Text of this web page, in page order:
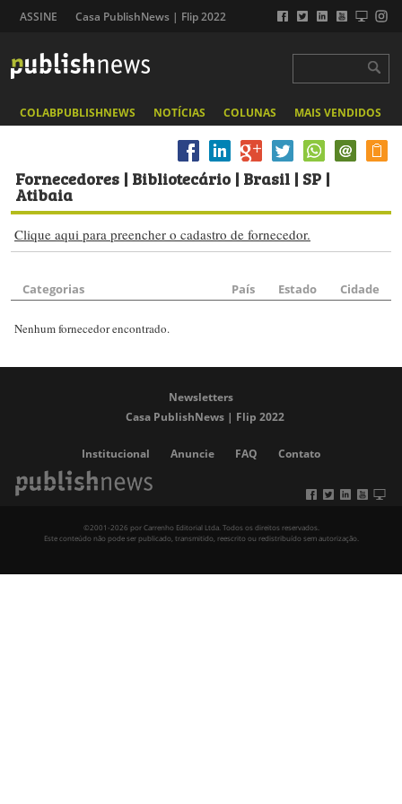
ASSINE Casa PublishNews | Flip 2022
COLABPUBLISHNEWS NOTÍCIAS COLUNAS MAIS VENDIDOS
Fornecedores | Bibliotecário | Brasil | SP |
Atibaia
Clique aqui para preencher o cadastro de fornecedor.
Categorias País Estado Cidade
Nenhum fornecedor encontrado.
Newsletters
Casa PublishNews | Flip 2022
Institucional Anuncie FAQ Contato
©2001-2026 por Carrenho Editorial Ltda. Todos os direitos reservados.
Este conteúdo não pode ser publicado, transmitido, reescrito ou redistribuído sem autorização.